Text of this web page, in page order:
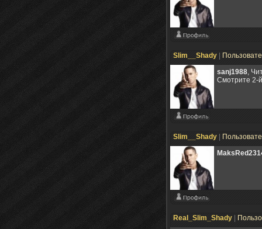
Slim__Shady
sanj1988,
Смотрите 2-
Slim__Shady
Real_Slim_Shady